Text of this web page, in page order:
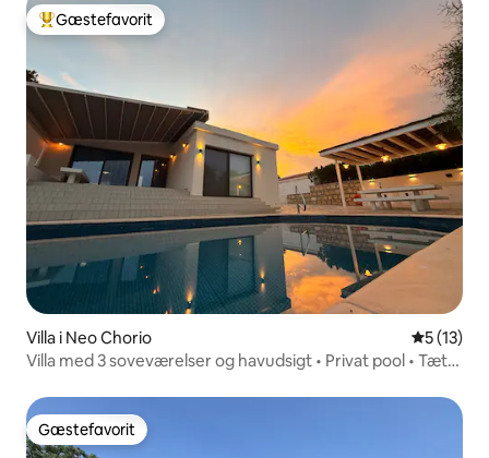
Bedste gæstefavorit
Gæstefavorit
Villa i Neo Chorio 5 ud af 5
5 (13)
Villa med 3 soveværelser og havudsigt • Privat pool • Tæt
Gæstefavorit
Gæstefavorit